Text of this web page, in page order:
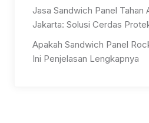
Jasa Sandwich Panel Tahan
Jakarta: Solusi Cerdas
Apakah Sandwich Panel
Ini Penjelasan Lengkapnya